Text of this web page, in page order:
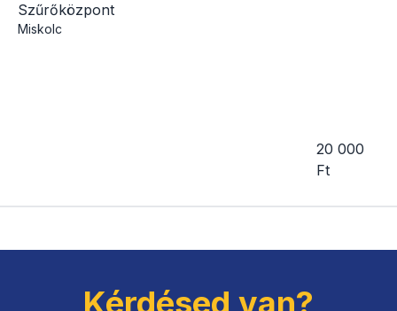
Szűrőközpont
Miskolc
20 000
Ft